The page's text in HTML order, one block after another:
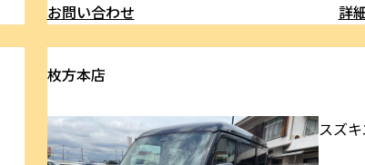
お問い合わせ
詳
枚方本店
スズキ